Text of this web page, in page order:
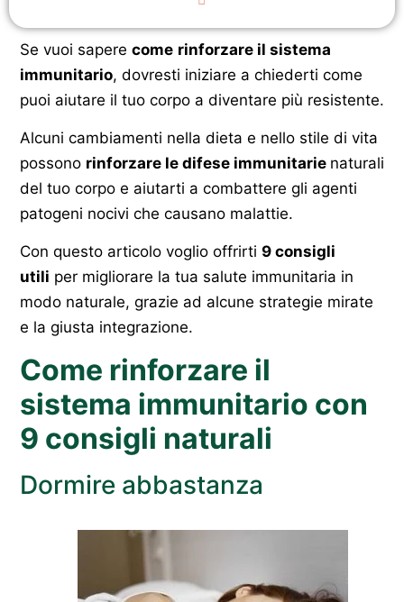
Se vuoi sapere come rinforzare il sistema
immunitario, dovresti iniziare a chiederti come
puoi aiutare il tuo corpo a diventare più resistente.
Alcuni cambiamenti nella dieta e nello stile di vita
possono rinforzare le difese immunitarie naturali
del tuo corpo e aiutarti a combattere gli agenti
patogeni nocivi che causano malattie.
Con questo articolo voglio offrirti 9 consigli
utili per migliorare la tua salute immunitaria in
modo naturale, grazie ad alcune strategie mirate
e la giusta integrazione.
Come rinforzare il
sistema immunitario con
9 consigli naturali
Dormire abbastanza